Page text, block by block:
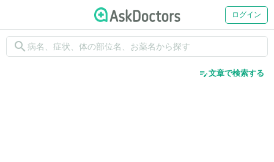
ログイン
search
edit_note文章で検索する